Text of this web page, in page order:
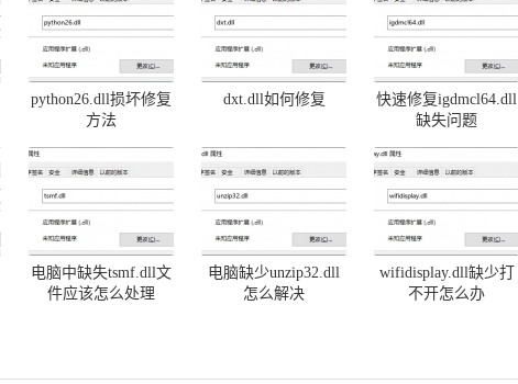
python26.dll损坏修复
方法
dxt.dll如何修复
快速修复igdmcl64.dll
缺失问题
电脑中缺失tsmf.dll文
件应该怎么处理
电脑缺少unzip32.dll
怎么解决
wifidisplay.dll缺少打
不开怎么办